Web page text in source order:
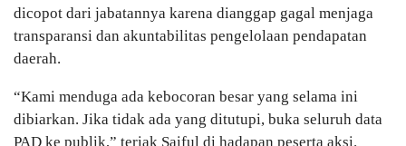
dicopot dari jabatannya karena dianggap gagal menjaga
transparansi dan akuntabilitas pengelolaan pendapatan
daerah.
“Kami menduga ada kebocoran besar yang selama ini
dibiarkan. Jika tidak ada yang ditutupi, buka seluruh data
PAD ke publik,” teriak Saiful di hadapan peserta aksi.